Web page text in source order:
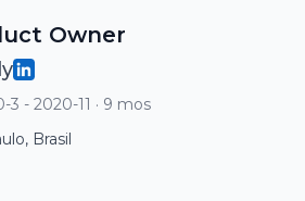
oral e escrita,
a novos ambientes. Conhecimento nas ferramentas:
| Trello | Automation
| BizAgi | Aris | Miro |
Owner
3 - 2020-11 · 9 mos
Brasil